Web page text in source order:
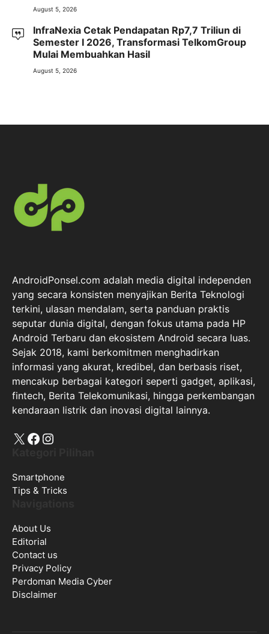
August 5, 2026
InfraNexia Cetak Pendapatan Rp7,7 Triliun di
Semester I 2026, Transformasi TelkomGroup
Mulai Membuahkan Hasil
August 5, 2026
AndroidPonsel.com adalah media digital independen
yang secara konsisten menyajikan Berita Teknologi
terkini, ulasan mendalam, serta panduan praktis
seputar dunia digital, dengan fokus utama pada HP
Android Terbaru dan ekosistem Android secara luas.
Sejak 2018, kami berkomitmen menghadirkan
informasi yang akurat, kredibel, dan berbasis riset,
mencakup berbagai kategori seperti gadget, aplikasi,
fintech, Berita Telekomunikasi, hingga perkembangan
kendaraan listrik dan inovasi digital lainnya.
X Facebook
Instagram
Smartphone
Tips & Tricks
About Us
Editorial
Contact us
Privacy Policy
Perdoman Media Cyber
Disclaimer